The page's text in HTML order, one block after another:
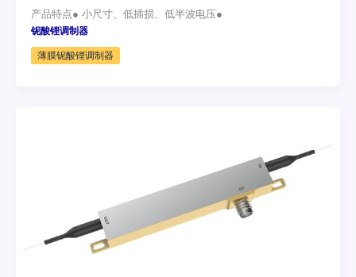
产品特点● 小尺寸、低插损、低半波电压●
铌酸锂调制器
薄膜铌酸锂调制器